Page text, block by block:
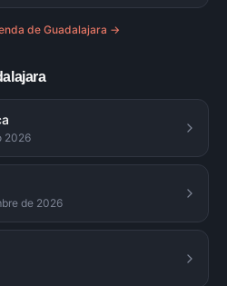
de Guadalajara →
2026
de 2026